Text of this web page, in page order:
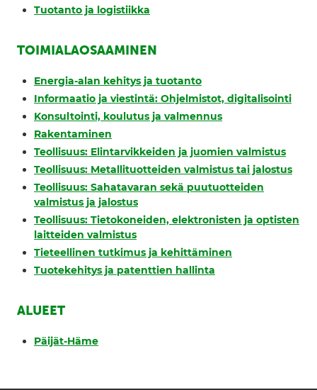
Tuotanto ja logistiikka
TOIMIALAOSAAMINEN
Energia-alan kehitys ja tuotanto
Informaatio ja viestintä: Ohjelmistot, digitalisointi
Konsultointi, koulutus ja valmennus
Rakentaminen
Teollisuus: Elintarvikkeiden ja juomien valmistus
Teollisuus: Metallituotteiden valmistus tai jalostus
Teollisuus: Sahatavaran sekä puutuotteiden
valmistus ja jalostus
Teollisuus: Tietokoneiden, elektronisten ja optisten
laitteiden valmistus
Tieteellinen tutkimus ja kehittäminen
Tuotekehitys ja patenttien hallinta
ALUEET
Päijät-Häme